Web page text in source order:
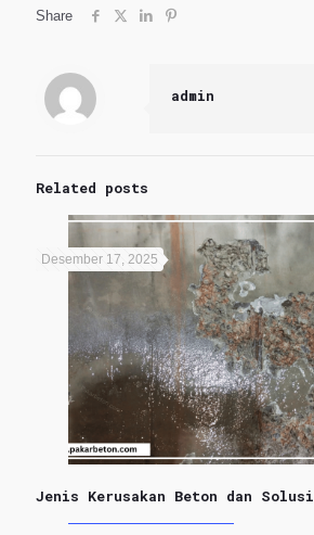
Share
admin
Related posts
Desember 17, 2025
Jenis Kerusakan Beton dan